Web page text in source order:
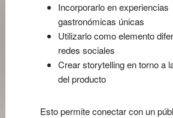
Incorporarlo en experiencias
gastronómicas únicas
Utilizarlo como elemento
redes sociales
Crear storytelling en torno a
del producto
Esto permite conectar con un